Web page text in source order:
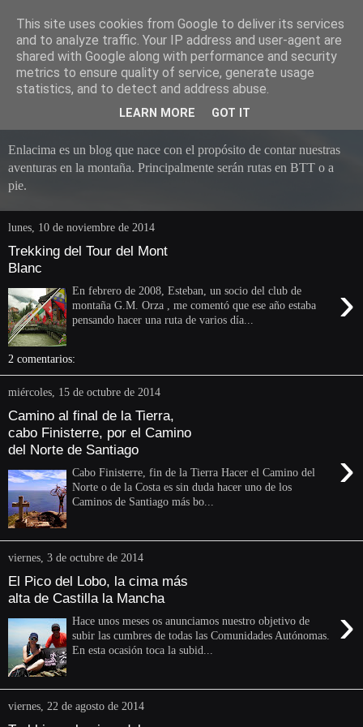
Enlacima es un blog que nace con el propósito de contar nuestras
aventuras en la montaña. Principalmente serán rutas en BTT o a
pie.
lunes, 10 de noviembre de 2014
Trekking del Tour del Mont
Blanc
›
En febrero de 2008, Esteban, un socio del club de
montaña G.M. Orza , me comentó que ese año estaba
pensando hacer una ruta de varios día...
2 comentarios:
miércoles, 15 de octubre de 2014
Camino al final de la Tierra,
cabo Finisterre, por el Camino
del Norte de Santiago
›
Cabo Finisterre, fin de la Tierra Hacer el Camino del
Norte o de la Costa es sin duda hacer uno de los
Caminos de Santiago más bo...
viernes, 3 de octubre de 2014
El Pico del Lobo, la cima más
alta de Castilla la Mancha
›
Hace unos meses os anunciamos nuestro objetivo de
subir las cumbres de todas las Comunidades Autónomas.
En esta ocasión toca la subid...
viernes, 22 de agosto de 2014
This site uses cookies from Google to deliver its services
and to analyze traffic. Your IP address and user-agent are
shared with Google along with performance and security
metrics to ensure quality of service, generate usage
statistics, and to detect and address abuse.
LEARN MORE GOT IT